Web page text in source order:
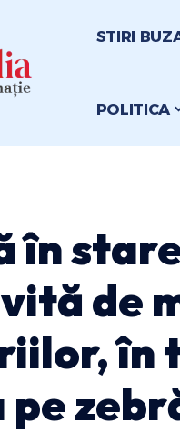
STIRI
POLITICA
în
de
în